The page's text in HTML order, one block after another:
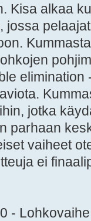
Kisa alkaa
jossa
jotka
parhaan
vaiheet
ei
-